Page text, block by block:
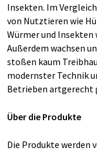
Insekten. Im
von Nutztieren wie
Würmer und Insekten
Außerdem wachsen
stoßen kaum
modernster Technik
Betrieben artgerecht
Über die Produkte
Die Produkte werden